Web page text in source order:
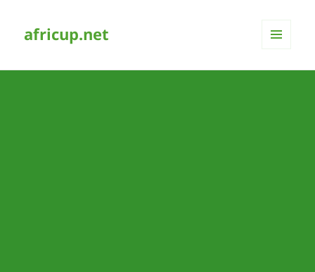
africup.net